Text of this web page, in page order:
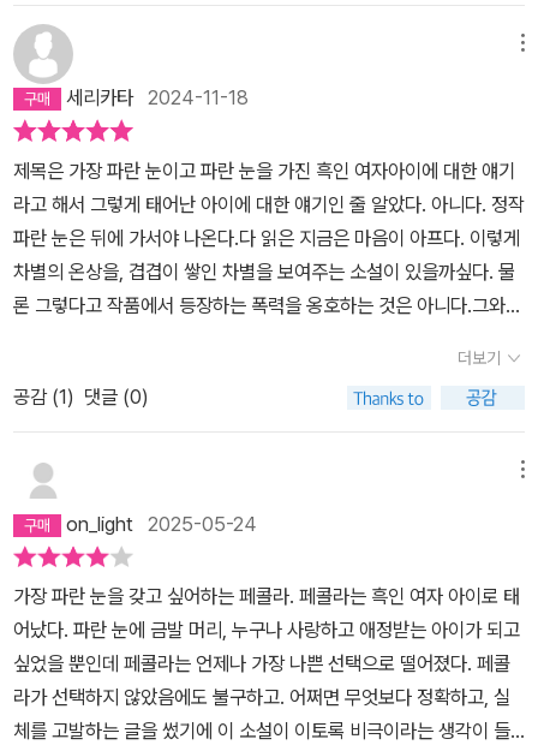
다. 토니 모리슨이 던진 이 문제의식은 단지 흑인사회에서만 통용되
는 것은 아니다. 어느 사회든지 보편적으로 많은 사람들이 이런 성향
을 가지고 있다. 가정 형편이 좋지 않은, 폭력적인 환경에서 자란 사람
(특히 남자)들이 자신의 가족을 파괴하는 경우가 허다하다. 자존감의
결여는 어린 아이의 자존감을 빼앗아 결국 폭력이 재생산되는 악순환
을 양산한다. 다만 흑인이나 유대인처럼 민족 전체가 핍박받은 경우
는 해결되지 못한, 뿌리 깊고 복합적이며 단단한 문제가 더 많을 것이
다. ‘인생사 새옹지마‘나 ’전화위복‘이라는 말은 우리가 살아가는 삶
이 늘 나쁘거나, 좋은 것이 아님을 의미한다. 안 좋은 일이 생겨 고통
있다. 그러다 행운이 찾아오면 웃을 일이 생기고 지난했던 과거는 자
신을 성장시킨 밑거름이었다고 스스로 위로할 수 있다. 억울하지 않
고 누구에게나 공평하려면 우리에게 주어진 삶은 그래야만 한다. 하
지만 여기 오하이오주 로레인에 사는 ‘촐리, 폴린 브리드러브’ 부부에
게는 결코 그런 삶이 주어지지 않는다. 태어날 때부터 척박한 환경에
서 자란 그들은 잠시 사랑(연민인지도 모른다)에 빠져 결혼하지만 곧
촐리는 바깥을 돌며 술을 마시기 시작한다. 집안의 생계를 책임져야
할 폴린이 일하러 가야할 곳은 백인의 집이다. ‘녹색과 흰색이 섞여있
는, 문은 빨간색인 예쁜 집에 행복한 가족이 살고 있고, 어머니와 아버
지는 웃으며 제인과 놀아주고, 강아지와 고양이가(p.17)’사는 흑인들
이 동경하는 백인의 집에서 폴린은 마치 그곳이 자신의 집인 양 쓸고
닦고 열심히 요리를 한다. 촐리는 분노와 충족되지 못한 욕망을 아내
서도 차별과 놀림을 받다가 교장 선생님의 눈에 띄게 되고, 교장 선생
님의 추천으로 우연히 연극 동아리에서 연극을 시작하게 된다. 이후
지방 대학에서 연극을 전공한 후 파리에 '상경'한 마빈. 파리에서 그는
자신의 성적 소수자성이 받아들여지는 경험을 하게 되고, 마빈과 비
슷한 사람들과 친구를 사귀며 그들을 계기로 새로운 파리의 예술 세
계에 몸을 담게 된다. 하지만 이 게이 커뮤니티 안에서도 파리의 부르
주아 사람들과 어울리는 기회가 늘어나게 되면서 이젠 또 다른 소수
자성인 자신의 노동자 계층을 더 몸으로 느끼게 되고 그 교차하는 정
체성을 몸소 통과한다. 이것이 영화 <마빈>의 내용이다. 영화 예고
편은 여기 :https://youtu.be/fm6133Xkbkk?si=Fz_j2SI9my8
Zd9Ul영화 속에서 파리에 사는 한 게이 커플이 나온다. 이들은 갓 대
학교를 졸업하고 파리로 온 젊은 게이 아티스트 청년인 마빈을 자신
어떻게 만났는지에 대한 설명이 나오지 않는다. 그러다 영화 중반부
가 넘어갈 쯤, 이들의 첫만남 장면이 나온다.태어나고 자란 지역의 도
시에 있는 대학에서 예술을 공부하던 학생이던 마빈이 어느날 학교에
서 초청된 예술가의 대담화같은 자리에 가게 되는데 이 예술가가 앞
에서 말한 그 마빈의 훗날 인생 선배가 될 남자인 것이다. 그가 한 참
석자의 질문에 대해 이렇게 말한다.(정확한 대사는 기억이 나지 않기
때문에 내 기억으로 재구성한 대사임.)'여기에 흑인 아이 한 명이 있
습니다. 이 아이는 집 밖에서 인종차별을 받고 모욕을 받고 상처를 받
세리카타2024-11-18
제목은 가장 파란 눈이고 파란 눈을 가진 흑인 여자아이에 대한 얘기
라고 해서 그렇게 태어난 아이에 대한 얘기인 줄 알았다. 아니다. 정작
파란 눈은 뒤에 가서야 나온다.다 읽은 지금은 마음이 아프다. 이렇게
차별의 온상을, 겹겹이 쌓인 차별을 보여주는 소설이 있을까싶다. 물
론 그렇다고 작품에서 등장하는 폭력을 옹호하는 것은 아니다.그와
더보기
공감 (1) 댓글 (0)
on_light 2025-05-24
가장 파란 눈을 갖고 싶어하는 페콜라. 페콜라는 흑인 여자 아이로 태
어났다. 파란 눈에 금발 머리, 누구나 사랑하고 애정받는 아이가 되고
싶었을 뿐인데 페콜라는 언제나 가장 나쁜 선택으로 떨어졌다. 페콜
라가 선택하지 않았음에도 불구하고. 어쩌면 무엇보다 정확하고, 실
체를 고발하는 글을 썼기에 이 소설이 이토록 비극이라는 생각이 들